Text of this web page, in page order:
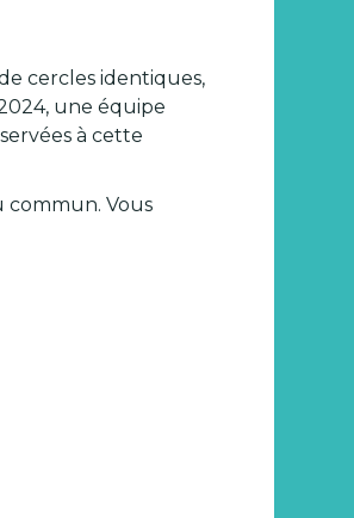
cercles identiques,
une équipe
à cette
commun. Vous